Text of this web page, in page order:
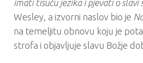
imati tisuću jezika i pjevati o slavi
Wesley, a izvorni naslov bio je
na temeljitu obnovu koju je
strofa i objavljuje slavu Božje